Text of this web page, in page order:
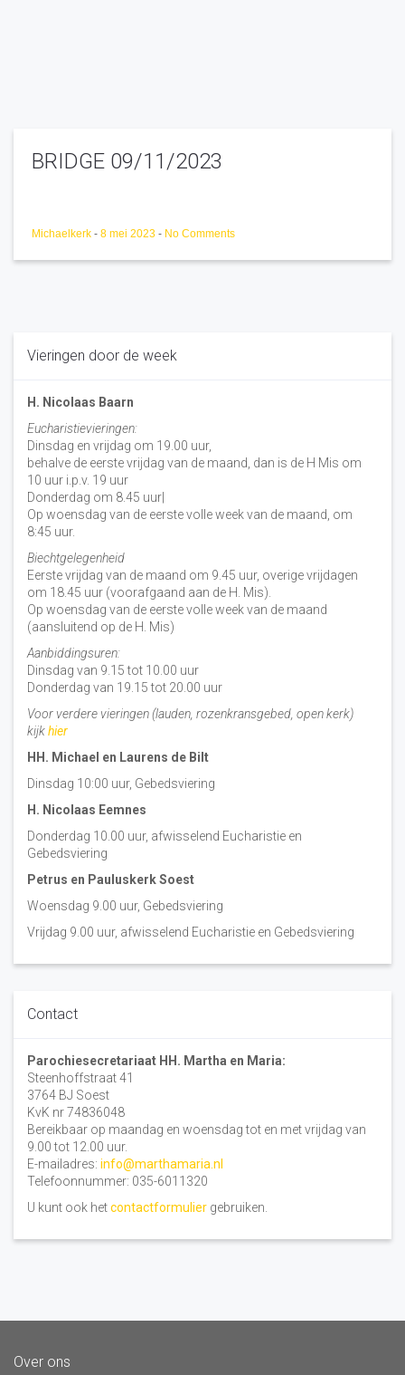
BRIDGE 09/11/2023
Michaelkerk - 8 mei 2023 - No Comments
Vieringen door de week
H. Nicolaas Baarn
Eucharistievieringen:
Dinsdag en vrijdag om 19.00 uur,
behalve de eerste vrijdag van de maand, dan is de H Mis om
10 uur i.p.v. 19 uur
Donderdag om 8.45 uur|
Op woensdag van de eerste volle week van de maand, om
8:45 uur.
Biechtgelegenheid
Eerste vrijdag van de maand om 9.45 uur, overige vrijdagen
om 18.45 uur (voorafgaand aan de H. Mis).
Op woensdag van de eerste volle week van de maand
(aansluitend op de H. Mis)
Aanbiddingsuren:
Dinsdag van 9.15 tot 10.00 uur
Donderdag van 19.15 tot 20.00 uur
Voor verdere vieringen (lauden, rozenkransgebed, open kerk)
kijkhier
HH. Michael en Laurens de Bilt
Dinsdag 10:00 uur, Gebedsviering
H. Nicolaas Eemnes
Donderdag 10.00 uur, afwisselend Eucharistie en
Gebedsviering
Petrus en Pauluskerk Soest
Woensdag 9.00 uur, Gebedsviering
Vrijdag 9.00 uur, afwisselend Eucharistie en Gebedsviering
Contact
Parochiesecretariaat HH. Martha en Maria:
Steenhoffstraat 41
3764 BJ Soest
KvK nr 74836048
Bereikbaar op maandag en woensdag tot en met vrijdag van
9.00 tot 12.00 uur.
E-mailadres: info@marthamaria.nl
Telefoonnummer: 035-6011320
U kunt ook hetcontactformulier gebruiken.
Over ons